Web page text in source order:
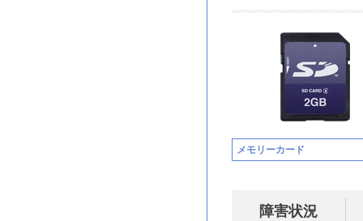
メモリーカード
障害状況